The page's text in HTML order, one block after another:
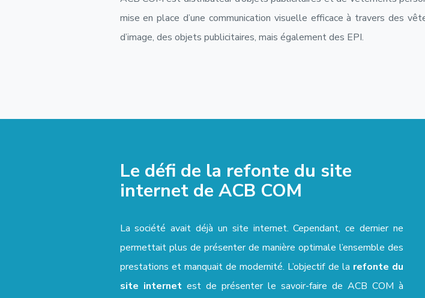
mise en place d’une communication visuelle efficace à travers des
d’image, des objets publicitaires, mais également des EPI.
Le défi de la refonte du site
internet de ACB COM
La société avait déjà un site internet. Cependant, ce dernier ne
permettait plus de présenter de manière optimale l’ensemble des
prestations et manquait de modernité. L’objectif de la refonte du
site internetest de présenter le savoir-faire de ACB COM à